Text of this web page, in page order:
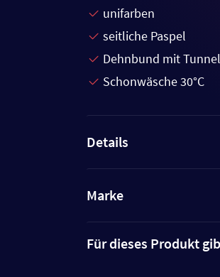
unifarben
seitliche Paspel
Dehnbund mit
Schonwäsche 30°C
Details
Marke
Für dieses Produkt